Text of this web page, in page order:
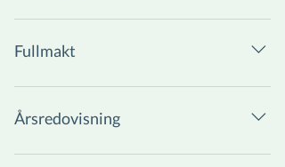
https://www.hoodin.com/anmälan-
bolagsstämma
Fullmakt
Årsredovisning